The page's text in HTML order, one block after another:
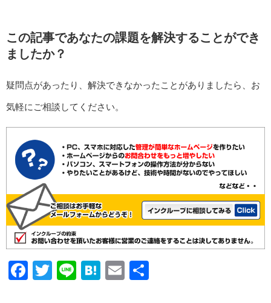
この記事であなたの課題を解決することができ
ましたか？
疑問点があったり、解決できなかったことがありましたら、お
気軽にご相談してください。
Facebook
Twitter
LineHatena
Email